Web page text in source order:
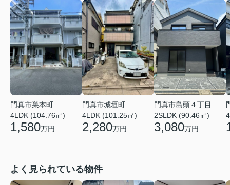
門真市巣本町
4LDK (104.76㎡)
1,580万円
門真市城垣町
4LDK (101.25㎡)
2,280万円
門真市島頭４丁目
2SLDK (90.46㎡)
3,080万円
よく見られている物件